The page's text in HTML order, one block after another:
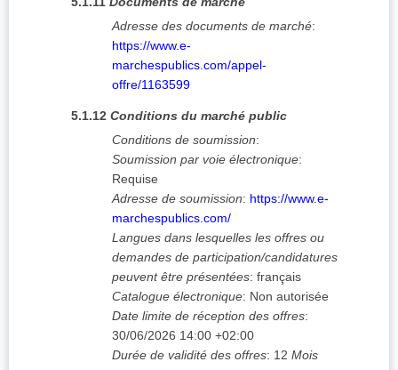
Adresse des documents de marché:
https://www.e-
marchespublics.com/appel-
offre/1163599
5.1.12 Conditions du marché public
Conditions de soumission:
Soumission par voie électronique:
Requise
Adresse de soumission: https://www.e-
marchespublics.com/
Langues dans lesquelles les offres ou
demandes de participation/candidatures
peuvent être présentées: français
Catalogue électronique: Non autorisée
Date limite de réception des offres:
30/06/2026 14:00 +02:00
Durée de validité des offres: 12 Mois